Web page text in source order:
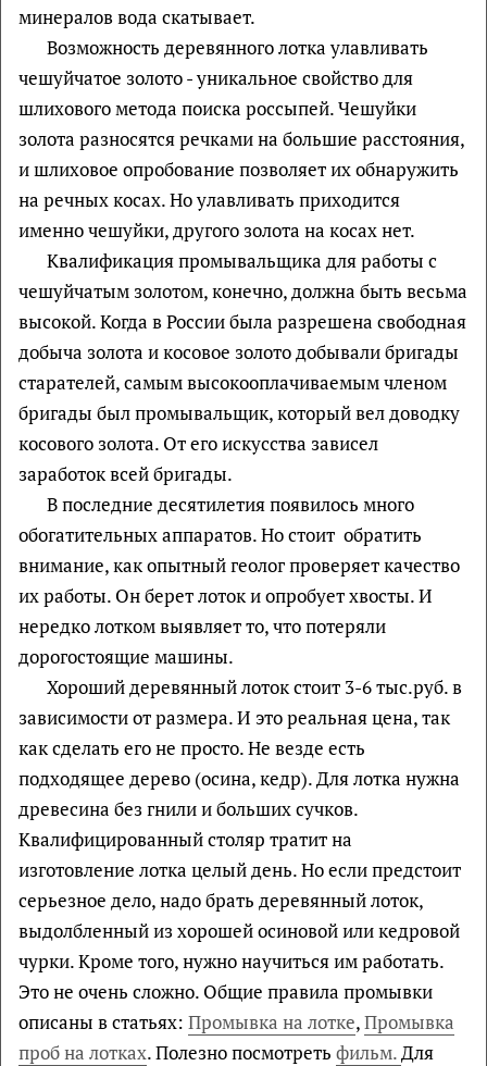
минералов вода скатывает.
Возможность деревянного лотка улавливать
чешуйчатое золото - уникальное свойство для
шлихового метода поиска россыпей. Чешуйки
золота разносятся речками на большие расстояния,
и шлиховое опробование позволяет их обнаружить
на речных косах. Но улавливать приходится
именно чешуйки, другого золота на косах нет.
Квалификация промывальщика для работы с
чешуйчатым золотом, конечно, должна быть весьма
высокой. Когда в России была разрешена свободная
добыча золота и косовое золото добывали бригады
старателей, самым высокооплачиваемым членом
бригады был промывальщик, который вел доводку
косового золота. От его искусства зависел
заработок всей бригады.
В последние десятилетия появилось много
обогатительных аппаратов. Но стоит обратить
внимание, как опытный геолог проверяет качество
их работы. Он берет лоток и опробует хвосты. И
нередко лотком выявляет то, что потеряли
дорогостоящие машины.
Хороший деревянный лоток стоит 3-6 тыс.руб. в
зависимости от размера. И это реальная цена, так
как сделать его не просто. Не везде есть
подходящее дерево (осина, кедр). Для лотка нужна
древесина без гнили и больших сучков.
Квалифицированный столяр тратит на
изготовление лотка целый день. Но если предстоит
серьезное дело, надо брать деревянный лоток,
выдолбленный из хорошей осиновой или кедровой
чурки. Кроме того, нужно научиться им работать.
Это не очень сложно. Общие правила промывки
описаны в статьях: Промывка на лотке,Промывка
проб на лотках. Полезно посмотреть фильм.Для